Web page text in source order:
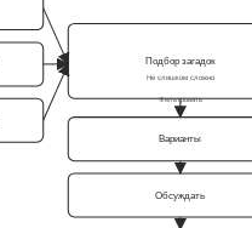
Подбор загадок
Не слишком сложно
Варианты
Обсуждать
Фильтровать